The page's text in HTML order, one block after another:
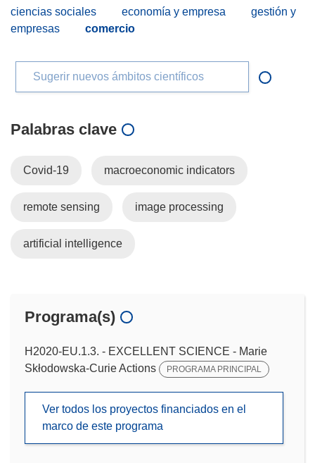
ciencias sociales
economía y empresa
gestión y
empresas
comercio
Sugerir nuevos ámbitos científicos
Palabras clave
Covid-19 macroeconomic indicators
remote sensing image processing
artificial intelligence
Programa(s)
H2020-EU.1.3. - EXCELLENT SCIENCE - Marie
Skłodowska-Curie Actions
PROGRAMA PRINCIPAL
Ver todos los proyectos financiados en el
marco de este programa